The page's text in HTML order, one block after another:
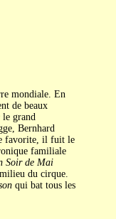
mondiale. En
de beaux
grand
Bernhard
favorite, il fuit le
familiale
Soir de Mai
du cirque.
qui bat tous les